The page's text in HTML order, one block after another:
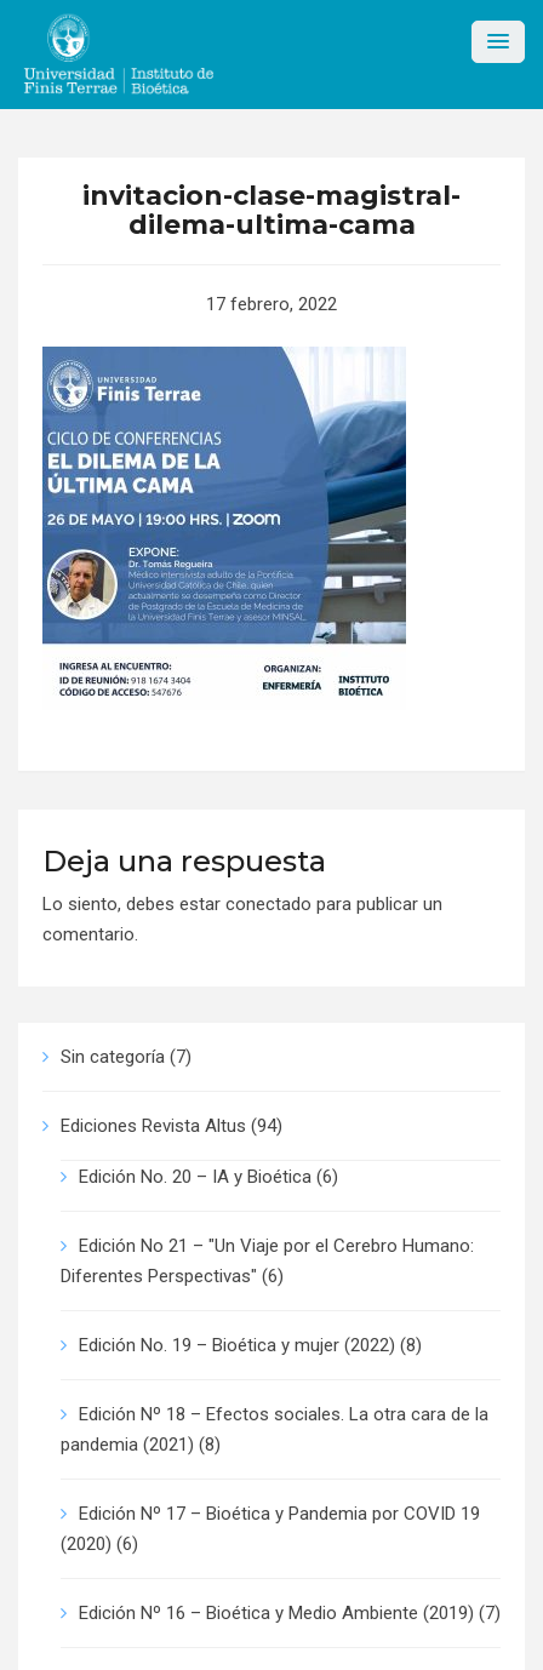
content
invitacion-clase-magistral-
dilema-ultima-cama
17 febrero, 2022
Deja una respuesta
Lo siento, debes estar conectado para publicar un
comentario.
Sin categoría (7)
Ediciones Revista Altus (94)
Edición No. 20 – IA y Bioética (6)
Edición No 21 – "Un Viaje por el Cerebro Humano:
Diferentes Perspectivas" (6)
Edición No. 19 – Bioética y mujer (2022) (8)
Edición Nº 18 – Efectos sociales. La otra cara de la
pandemia (2021) (8)
Edición Nº 17 – Bioética y Pandemia por COVID 19
(2020) (6)
Edición Nº 16 – Bioética y Medio Ambiente (2019) (7)